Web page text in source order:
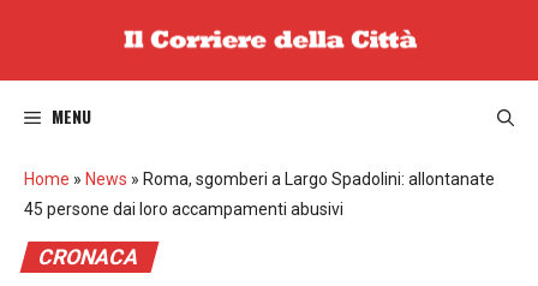
MENU
Home » News » Roma, sgomberi a Largo Spadolini: allontanate
45 persone dai loro accampamenti abusivi
CRONACA